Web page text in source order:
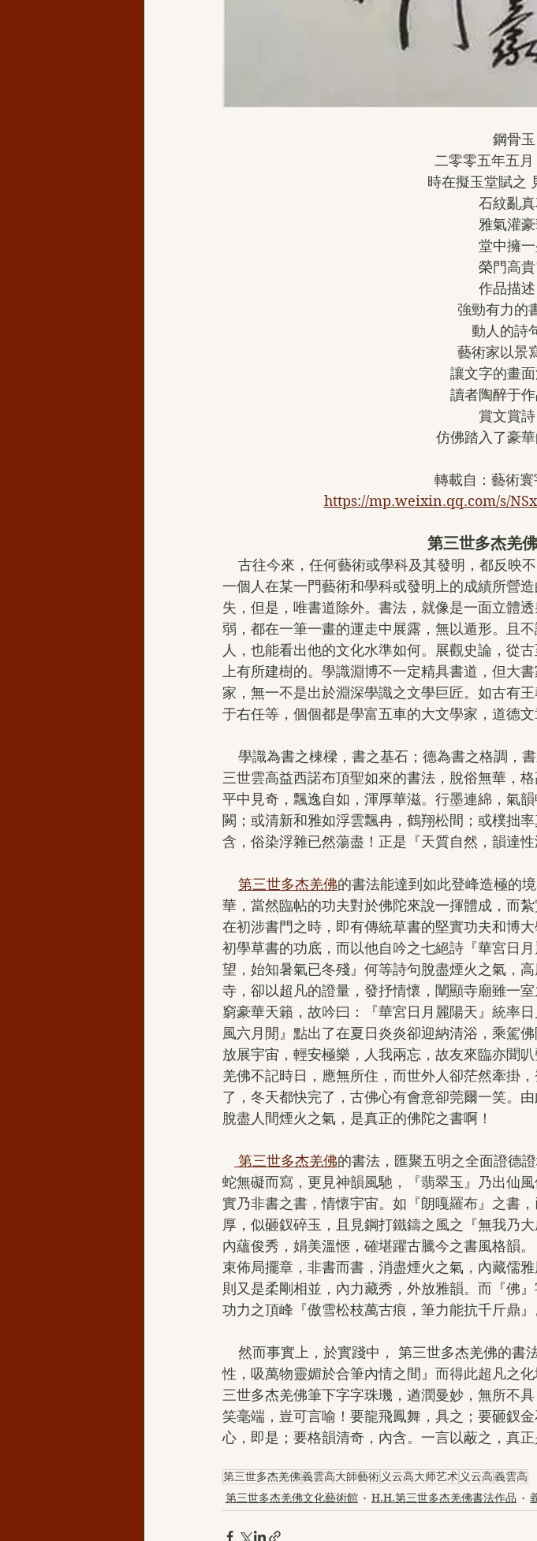
鋼骨玉
二零零五年五
時在擬玉堂賦之
石紋亂
雅氣灌
堂中擁
榮門高
作品描述
強勁有力的
動人的詩
藝術家以景
讓文字的畫面
讀者陶醉于作
賞文賞詩
仿佛踏入了豪華
轉載自：藝術
https://mp.weixin.qq.com/s/
第三世多杰羌
一個人在某一門藝術和學科或發明上的成績所營
失，但是，唯書道除外。書法，就像是一面立體
弱，都在一筆一畫的運走中展露，無以遁形。且
人，也能看出他的文化水準如何。展觀史論，從
上有所建樹的。學識淵博不一定精具書道，但大
家，無一不是出於淵深學識之文學巨匠。如古有
于右任等，個個都是學富五車的大文學家，道德文
三世雲高益西諾布頂聖如來的書法，脫俗無華，
平中見奇，飄逸自如，渾厚華滋。行墨連綿，氣
闕；或清新和雅如浮雲飄冉，鶴翔松間；或樸拙
含，俗染浮雜已然蕩盡！正是『天質自然，韻達性
第三世多杰羌佛的書法能達到如此登峰造極的
華，當然臨帖的功夫對於佛陀來說一揮體成，而
在初涉書門之時，即有傳統草書的堅實功夫和博
初學草書的功底，而以他自吟之七絕詩『華宮日
望，始知暑氣已冬殘』何等詩句脫盡煙火之氣，
寺，卻以超凡的證量，發抒情懷，闡顯寺廟雖一
窮豪華天籟，故吟曰：『華宮日月麗陽天』統率
風六月閒』點出了在夏日炎炎卻迎納清浴，乘駕
放展宇宙，輕安極樂，人我兩忘，故友來臨亦聞
羌佛不記時日，應無所住，而世外人卻茫然牽掛
了，冬天都快完了，古佛心有會意卻莞爾一笑。
脫盡人間煙火之氣，是真正的佛陀之書啊！
第三世多杰羌佛的書法，匯聚五明之全面證德
蛇無礙而寫，更見神韻風馳，『翡翠玉』乃出仙
實乃非書之書，情懷宇宙。如『朗嘎羅布』之書
厚，似砸釵碎玉，且見鋼打鐵鑄之風之『無我乃
內蘊俊秀，娟美溫愜，確堪躍古騰今之書風格韻
束佈局擺章，非書而書，消盡煙火之氣，內藏儒
則又是柔剛相並，內力藏秀，外放雅韻。而『佛
功力之頂峰『傲雪松枝萬古痕，筆力能抗千斤鼎』
性，吸萬物靈媚於合筆內情之間』而得此超凡之
三世多杰羌佛筆下字字珠璣，遒潤曼妙，無所不
笑毫端，豈可言喻！要龍飛鳳舞，具之；要砸釵
心，即是；要格韻清奇，內含。一言以蔽之，真
第三世多杰羌佛義雲高大師藝術 义云高大师艺术 义云高義雲高
第三世多杰羌佛文化藝術館
H.H.第三世多杰羌佛書法作品